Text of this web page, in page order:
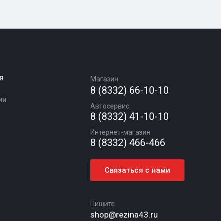
Магазин
8 (8332) 66-10-10
Автосервис
8 (8332) 41-10-10
Интернет-магазин
8 (8332) 466-466
Связаться с нами
Пишите
shop@rezina43.ru